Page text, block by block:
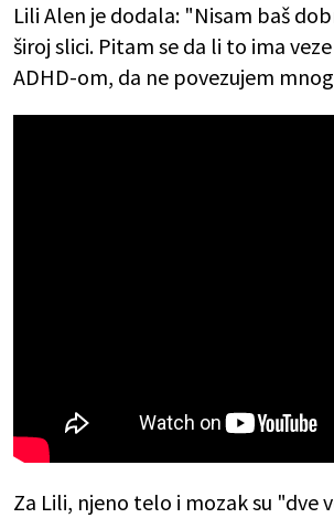
Lili Alen je dodala: "Nisam baš
široj slici. Pitam se da li to ima
ADHD-om, da ne povezujem
Za Lili, njeno telo i mozak su "dve